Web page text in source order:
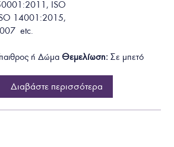
ISO
14001:2015,
etc.
ή Δώμα Θεμελίωση: Σε μπετό
Διαβάστε περισσότερα